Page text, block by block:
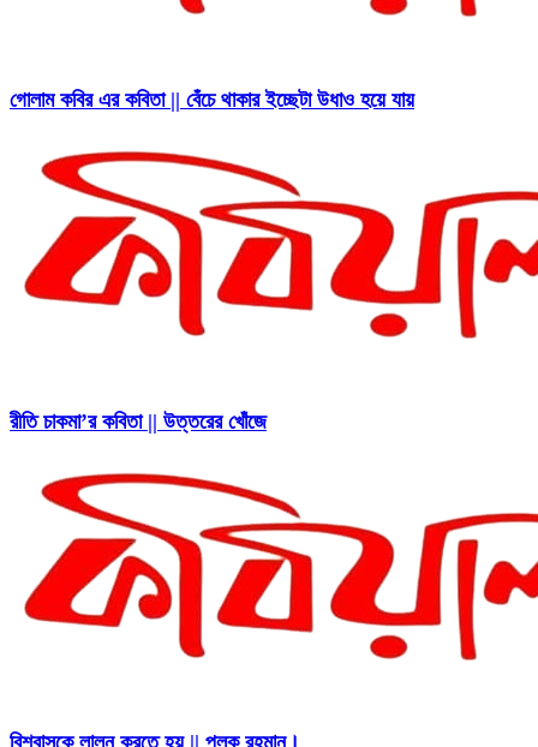
গোলাম কবির এর কবিতা || বেঁচে থাকার ইচ্ছেটা উধাও হয়ে যায়
রীতি চাকমা’র কবিতা || উত্তরের খোঁজে